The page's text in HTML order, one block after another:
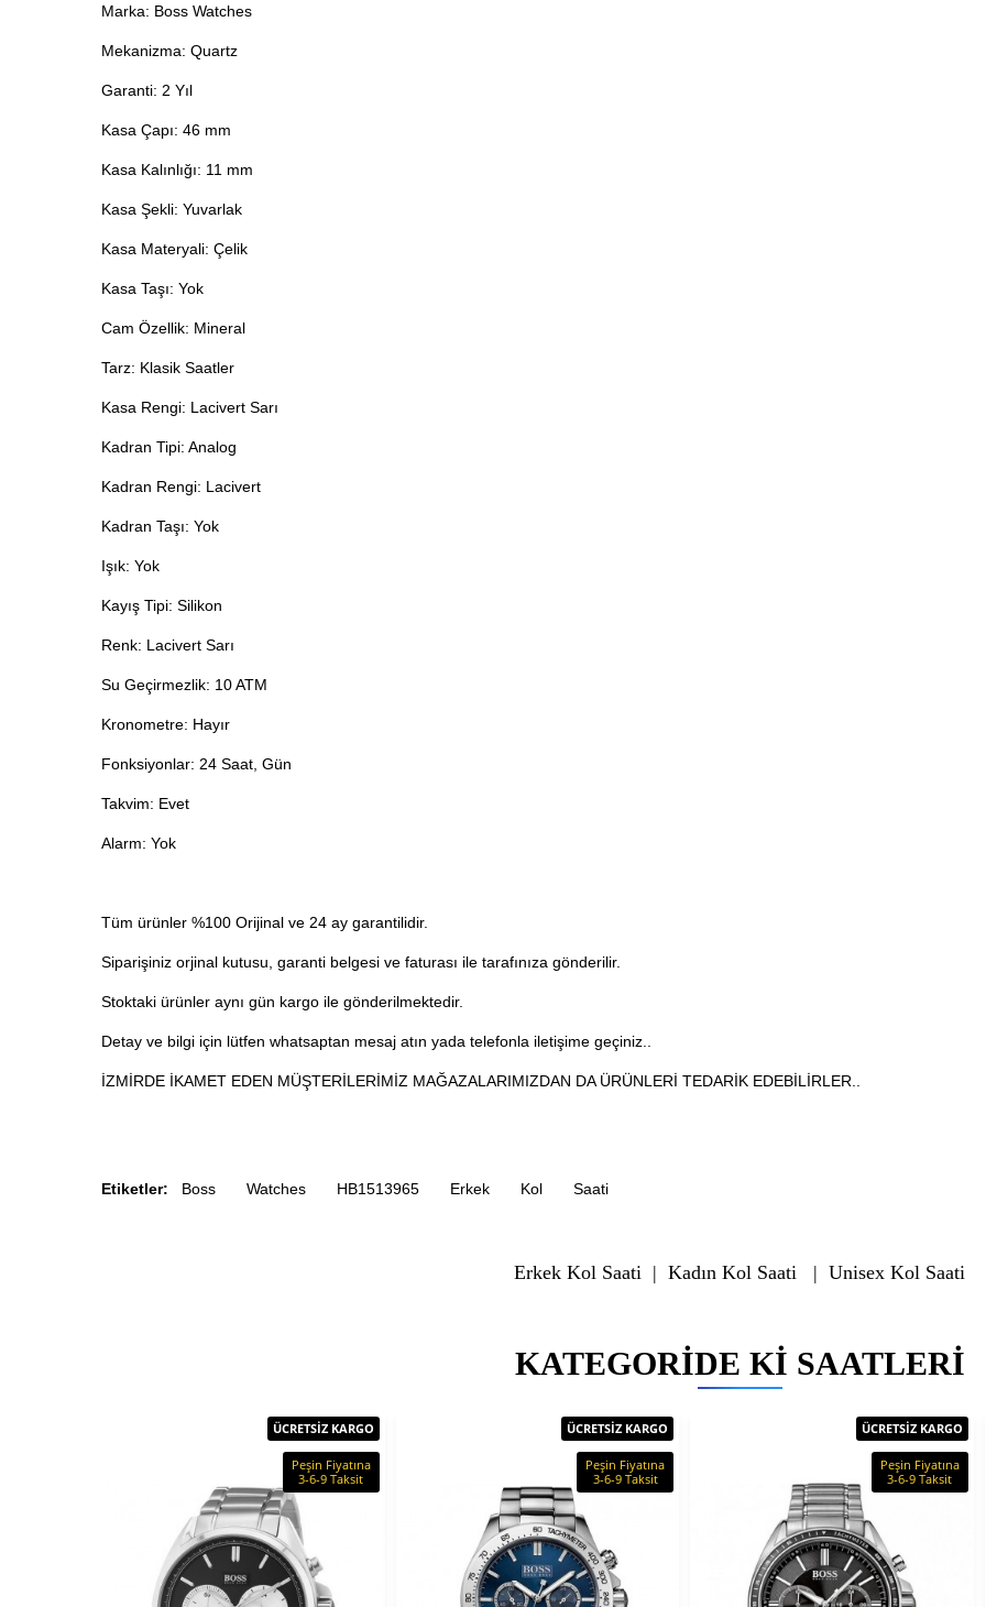
Marka: Boss Watches
Mekanizma: Quartz
Garanti: 2 Yıl
Kasa Çapı: 46 mm
Kasa Kalınlığı: 11 mm
Kasa Şekli: Yuvarlak
Kasa Materyali: Çelik
Kasa Taşı: Yok
Cam Özellik: Mineral
Tarz: Klasik Saatler
Kasa Rengi: Lacivert Sarı
Kadran Tipi: Analog
Kadran Rengi: Lacivert
Kadran Taşı: Yok
Işık: Yok
Kayış Tipi: Silikon
Renk: Lacivert Sarı
Su Geçirmezlik: 10 ATM
Kronometre: Hayır
Fonksiyonlar: 24 Saat, Gün
Takvim: Evet
Alarm: Yok
Tüm ürünler %100 Orijinal ve 24 ay garantilidir.
Siparişiniz orjinal kutusu, garanti belgesi ve faturası ile tarafınıza gönderilir.
Stoktaki ürünler aynı gün kargo ile gönderilmektedir.
Detay ve bilgi için lütfen whatsaptan mesaj atın yada telefonla iletişime geçiniz..
İZMİRDE İKAMET EDEN MÜŞTERİLERİMİZ MAĞAZALARIMIZDAN DA ÜRÜNLERİ TEDARİK EDEBİLİRLER..
Etiketler: Boss Watches HB1513965 Erkek Kol Saati
Erkek Kol Saati | Kadın Kol Saati | Unisex Kol Saati
KATEGORIDE KI SAATLERI
ÜCRETSİZ KARGO
Peşin Fiyatına
3-6-9 Taksit
ÜCRETSİZ KARGO
Peşin Fiyatına
3-6-9 Taksit
ÜCRETSİZ KARGO
Peşin Fiyatına
3-6-9 Taksit